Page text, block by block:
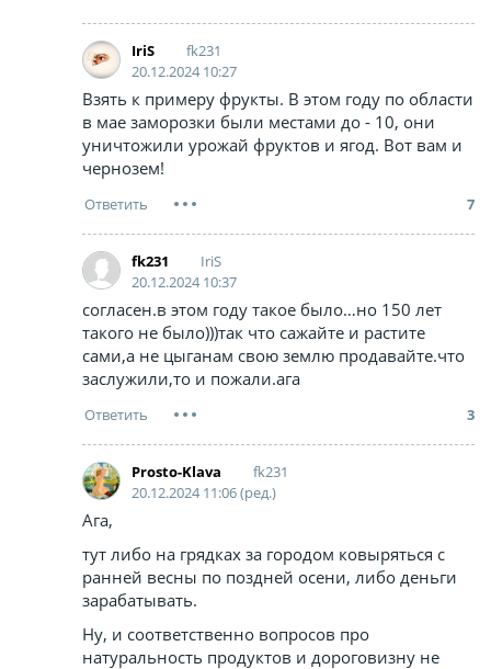
IriS
fk231
20.12.2024 10:27
Взять к примеру фрукты. В этом году по области
в мае заморозки были местами до - 10, они
уничтожили урожай фруктов и ягод. Вот вам и
чернозем!
7
fk231
IriS
20.12.2024 10:37
согласен.в этом году такое было…но 150 лет
такого не было)))так что сажайте и растите
сами,а не цыганам свою землю продавайте.что
заслужили,то и пожали.ага
3
Prosto-Klava
fk231
20.12.2024 11:06 (ред.)
Ага,
тут либо на грядках за городом ковыряться с
ранней весны по поздней осени, либо деньги
зарабатывать.
Ну, и соответственно вопросов про
натуральность продуктов и дороговизну не